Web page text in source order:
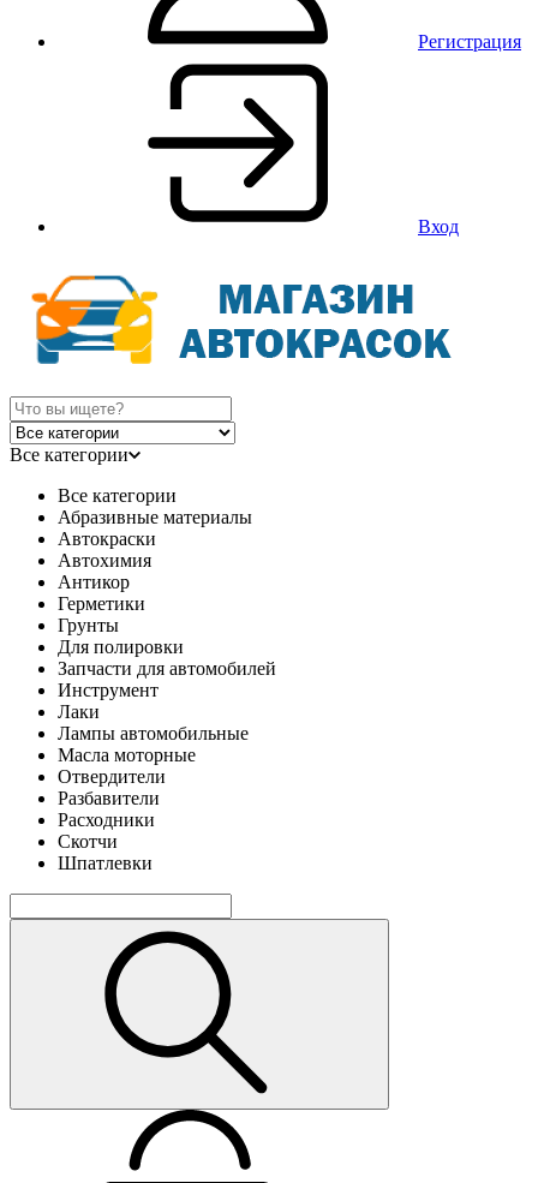
Регистрация
Вход
Все категории
Все категории
Абразивные материалы
Автокраски
Автохимия
Антикор
Герметики
Грунты
Для полировки
Запчасти для автомобилей
Инструмент
Лаки
Лампы автомобильные
Масла моторные
Отвердители
Разбавители
Расходники
Скотчи
Шпатлевки